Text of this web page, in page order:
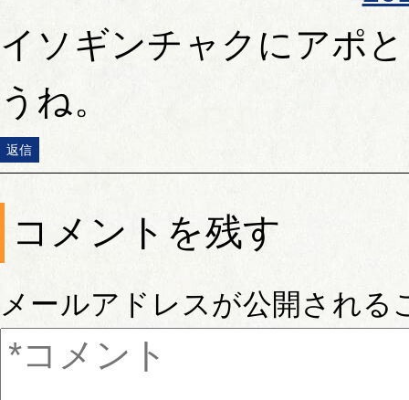
イソギンチャクにアポ
うね。
返信
コメントを残す
メールアドレスが公開される